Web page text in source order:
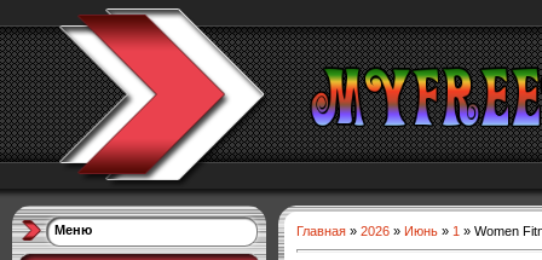
Меню Главная » 2026 » Июнь » 1 » Women